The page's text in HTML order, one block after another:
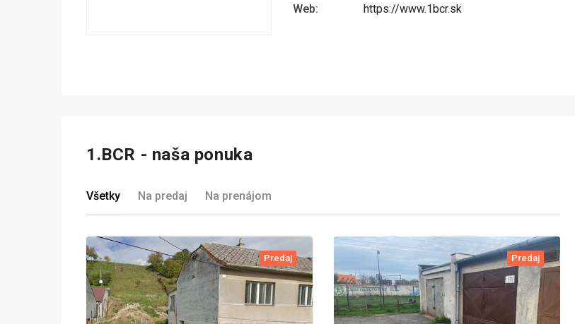
Web:
https://www.1bcr.sk
1.BCR - naša ponuka
Všetky Na predaj Na prenájom
Predaj Predaj